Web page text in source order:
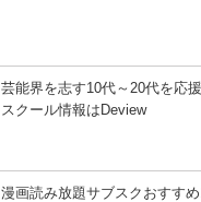
芸能界を志す10代～20代を応
スクール情報はDeview
漫画読み放題サブスクおすすめ